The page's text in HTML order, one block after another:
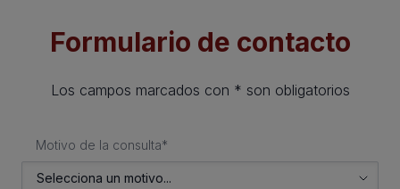
Formulario de contacto
Los campos marcados con * son obligatorios
Motivo de la consulta*